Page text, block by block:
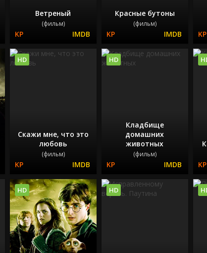
Ветреный
(фильм)
Красные бутоны
(фильм)
Скажи мне, что это
любовь
(фильм)
HD
Кладбище
домашних
животных
(фильм)
HD
HD HD